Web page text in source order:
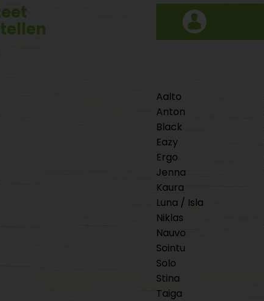
Aalto
Anton
Black
Eazy
Ergo
Jenna
Kaura
Luna / Isla
Niklas
Nauvo
Sointu
Solo
Stina
Taiga